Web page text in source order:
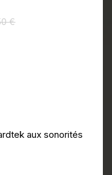
€
aux sonorités